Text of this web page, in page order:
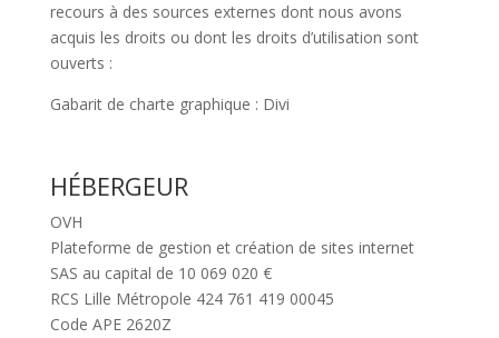
recours à des sources externes dont nous avons
acquis les droits ou dont les droits d’utilisation sont
ouverts :
Gabarit de charte graphique : Divi
HÉBERGEUR
OVH
Plateforme de gestion et création de sites internet
SAS au capital de 10 069 020 €
RCS Lille Métropole 424 761 419 00045
Code APE 2620Z